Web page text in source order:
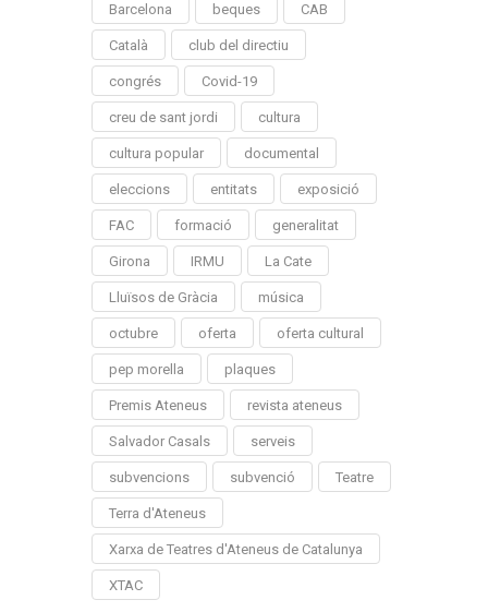
Barcelona beques CAB
Català club del directiu
congrés Covid-19
creu de sant jordi cultura
cultura popular documental
eleccions entitats exposició
FAC formació generalitat
Girona IRMU La Cate
Lluïsos de Gràcia música
octubre oferta oferta cultural
pep morella plaques
Premis Ateneus revista ateneus
Salvador Casals serveis
subvencions subvenció Teatre
Terra d'Ateneus
Xarxa de Teatres d'Ateneus de Catalunya
XTAC